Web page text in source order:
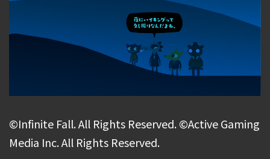
©Infinite Fall. All Rights Reserved. ©Active Gaming
Media Inc. All Rights Reserved.